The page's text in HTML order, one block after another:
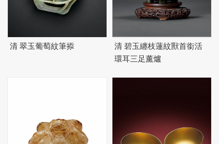
清 翠玉葡萄紋筆掭 清 碧玉纏枝蓮紋獸首銜活
環耳三足薰爐